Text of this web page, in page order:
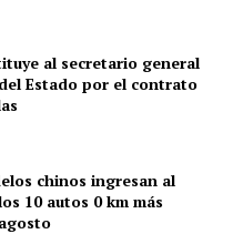
al secretario general
Estado por el contrato
chinos ingresan al
10 autos 0 km más